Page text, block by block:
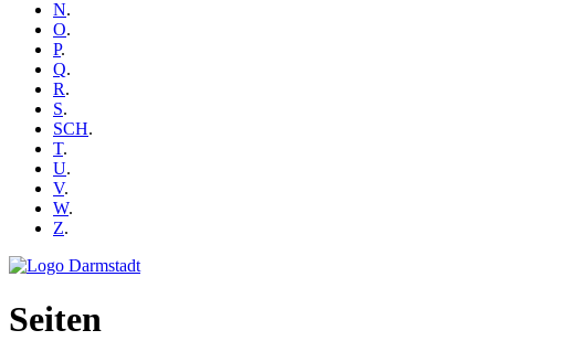
N.
O.
P.
Q.
R.
S.
SCH.
T.
U.
V.
W.
Z.
Seiten